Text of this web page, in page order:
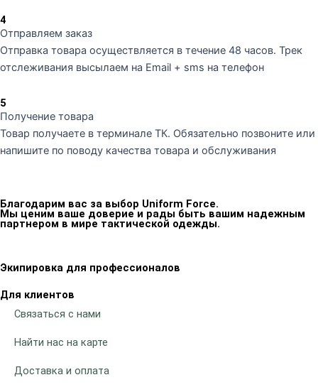
4
Отправляем заказ
Отправка товара осуществляется в течение 48 часов. Трек
отслеживания высылаем на Email + sms на телефон
5
Получение товара
Товар получаете в терминале ТК. Обязательно позвоните или
напишите по поводу качества товара и обслуживания
Благодарим вас за выбор Uniform Force.
Мы ценим ваше доверие и рады быть вашим надежным
партнером в мире тактической одежды.
Экипировка для профессионалов
Для клиентов
Связаться с нами
Найти нас на карте
Доставка и оплата